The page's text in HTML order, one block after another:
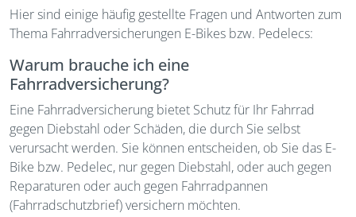
Hier sind einige häufig gestellte Fragen und Antworten zum
Thema Fahrradversicherungen E-Bikes bzw. Pedelecs:
Warum brauche ich eine
Fahrradversicherung?
Eine Fahrradversicherung bietet Schutz für Ihr Fahrrad
gegen Diebstahl oder Schäden, die durch Sie selbst
verursacht werden. Sie können entscheiden, ob Sie das E-
Bike bzw. Pedelec, nur gegen Diebstahl, oder auch gegen
Reparaturen oder auch gegen Fahrradpannen
(Fahrradschutzbrief) versichern möchten.